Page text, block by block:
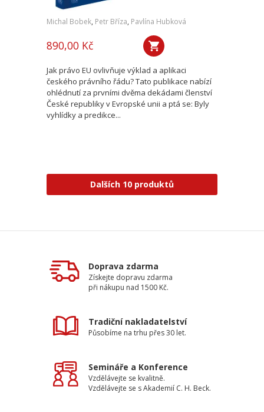
Michal Bobek, Petr Bříza, Pavlína Hubková
890,00 Kč
Jak právo EU ovlivňuje výklad a aplikaci
českého právního řádu? Tato publikace nabízí
ohlédnutí za prvními dvěma dekádami členství
České republiky v Evropské unii a ptá se: Byly
vyhlídky a predikce...
Dalších 10 produktů
Doprava zdarma
Získejte dopravu zdarma
při nákupu nad 1500 Kč.
Tradiční nakladatelství
Působíme na trhu přes 30 let.
Semináře a Konference
Vzdělávejte se kvalitně.
Vzdělávejte se s Akademií C. H. Beck.